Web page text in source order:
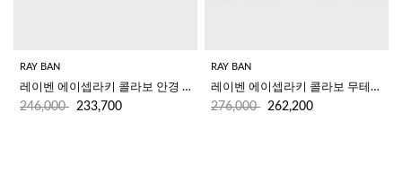
RAY BAN
레이벤 에이셉라키 콜라보 안경 RB3927V 2509 (54)
246,000 233,700
RAY BAN
레이벤 에이셉라키 콜라보 무테안경 RB3929V 2501 (54)
276,000 262,200